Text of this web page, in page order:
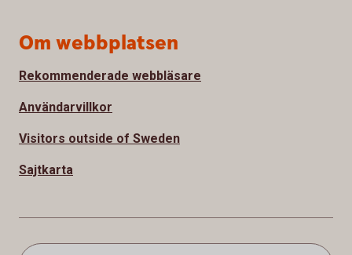
Om webbplatsen
Rekommenderade webbläsare
Användarvillkor
Visitors outside of Sweden
Sajtkarta